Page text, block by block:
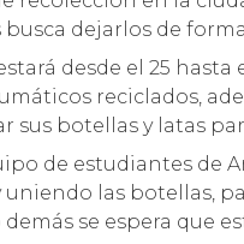
busca dejarlos de
desde el 25
reciclados,
sus botellas y latas
de estudiantes de
uniendo las botellas,
se espera que